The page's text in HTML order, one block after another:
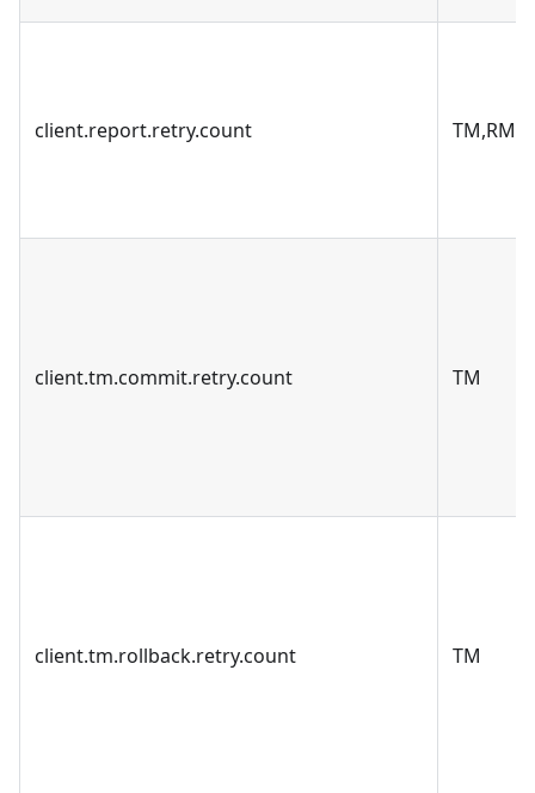
client.report.retry.count TM,RM
client.tm.commit.retry.count TM
client.tm.rollback.retry.count TM